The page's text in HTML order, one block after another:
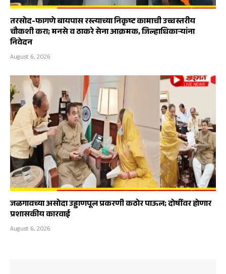
तरसोद-फागणे बायपास रस्त्याच्या निकृष्ट कामाची उच्चस्तरीय
चौकशी करा; मनसे व ठाकरे सेना आक्रमक, जिल्हाधिकाऱ्यांना
निवेदन
August 6, 2026
जळगावच्या असोदा उड्डाणपूल प्रकरणी कठोर पाऊल; दोषींवर होणार
प्रशासकीय कारवाई
August 6, 2026